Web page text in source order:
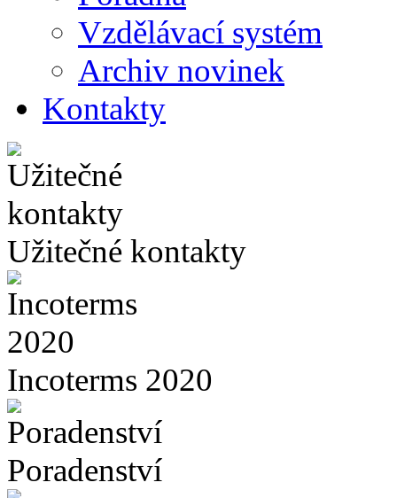
Vzdělávací systém
Archiv novinek
Kontakty
Užitečné kontakty
Incoterms 2020
Poradenství